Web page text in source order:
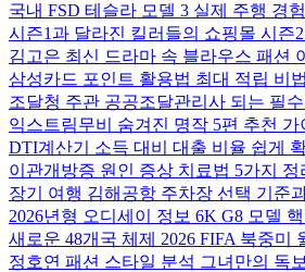
국내 FSD 테슬라 모델 3 실제 주행 경험
시즌1과 달라진 킬러들의 쇼핑몰 시즌
김고은 최신 드라마 속 블라우스 패션
삼성카드 포인트 활용법 최대 적립 비
조달청 주관 공공조달관리사 되는 필수
익스트림무비 숨겨진 명작 5편 추천 가
DTI계산기 소득 대비 대출 비율 쉽게
이관개방증 원인 증상 치료법 5가지 정
장기 여행 김해공항 주차장 선택 기준
2026년형 오디세이 정보 6K G8 모델
새로운 48개국 체제 2026 FIFA 북중미
정호연 패션 스타일 분석 그녀만의 독